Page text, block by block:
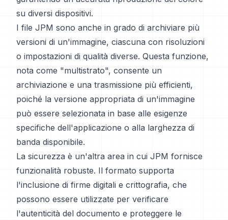
su diversi dispositivi.
I file JPM sono anche in grado di archiviare più
versioni di un'immagine, ciascuna con risoluzioni
o impostazioni di qualità diverse. Questa funzione,
nota come "multistrato", consente un
archiviazione e una trasmissione più efficienti,
poiché la versione appropriata di un'immagine
può essere selezionata in base alle esigenze
specifiche dell'applicazione o alla larghezza di
banda disponibile.
La sicurezza è un'altra area in cui JPM fornisce
funzionalità robuste. Il formato supporta
l'inclusione di firme digitali e crittografia, che
possono essere utilizzate per verificare
l'autenticità del documento e proteggere le